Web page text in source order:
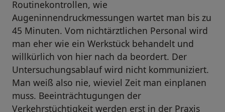
Routinekontrollen, wie
Augeninnendruckmessungen wartet man bis zu
45 Minuten. Vom nichtärztlichen Personal wird
man eher wie ein Werkstück behandelt und
willkürlich von hier nach da beordert. Der
Untersuchungsablauf wird nicht kommuniziert.
Man weiß also nie, wieviel Zeit man einplanen
muss. Beeinträchtugungen der
Verkehrstüchtigkeit werden erst in der Praxis